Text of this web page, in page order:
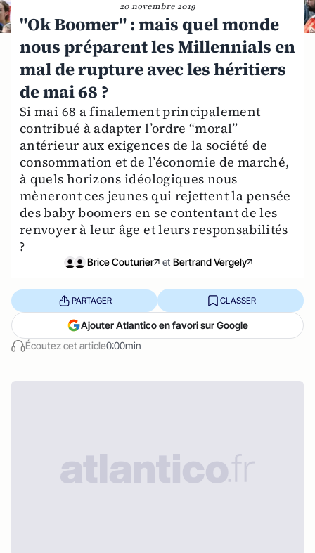
20 novembre 2019
"Ok Boomer" : mais quel monde
nous préparent les Millennials en
mal de rupture avec les héritiers
de mai 68 ?
Si mai 68 a finalement principalement
contribué à adapter l’ordre “moral”
antérieur aux exigences de la société de
consommation et de l’économie de marché,
à quels horizons idéologiques nous
mèneront ces jeunes qui rejettent la pensée
des baby boomers en se contentant de les
renvoyer à leur âge et leurs responsabilités
?
Brice Couturier et Bertrand Vergely
Écoutez cet article0:00min
PARTAGER CLASSER
Ajouter Atlantico en favori sur Google